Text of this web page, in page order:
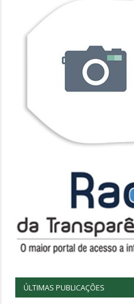
ÚLTIMAS PUBLICAÇÕES